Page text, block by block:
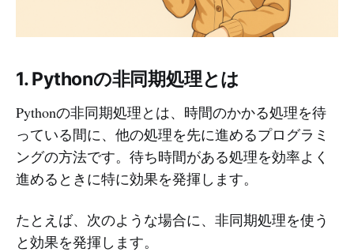
1. Pythonの非同期処理とは
Pythonの非同期処理とは、時間のかかる処理を待
っている間に、他の処理を先に進めるプログラミ
ングの方法です。待ち時間がある処理を効率よく
進めるときに特に効果を発揮します。
たとえば、次のような場合に、非同期処理を使う
と効果を発揮します。